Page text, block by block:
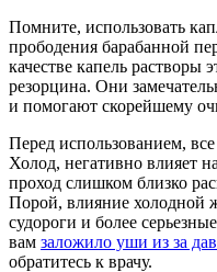
Помните, использовать
прободения барабанной
качестве капель растворы
резорцина. Они
и помогают скорейшему
Перед использованием,
Холод, негативно влияет
проход слишком близко
Порой, влияние холодной
судороги и более
вам заложило уши из за
обратитесь к врачу.